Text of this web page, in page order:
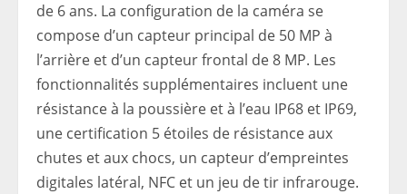
de 6 ans. La configuration de la caméra se
compose d’un capteur principal de 50 MP à
l’arrière et d’un capteur frontal de 8 MP. Les
fonctionnalités supplémentaires incluent une
résistance à la poussière et à l’eau IP68 et IP69,
une certification 5 étoiles de résistance aux
chutes et aux chocs, un capteur d’empreintes
digitales latéral, NFC et un jeu de tir infrarouge.